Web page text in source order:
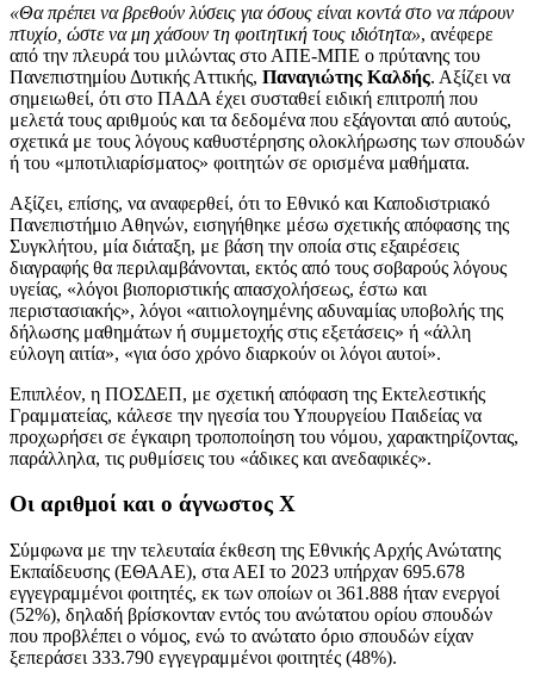
«Θα πρέπει να βρεθούν λύσεις για όσους είναι κοντά στο να πάρουν
πτυχίο, ώστε να μη χάσουν τη φοιτητική τους ιδιότητα», ανέφερε
από την πλευρά του μιλώντας στο ΑΠΕ-ΜΠΕ ο πρύτανης του
Πανεπιστημίου Δυτικής Αττικής, Παναγιώτης Καλδής. Αξίζει να
σημειωθεί, ότι στο ΠΑΔΑ έχει συσταθεί ειδική επιτροπή που
μελετά τους αριθμούς και τα δεδομένα που εξάγονται από αυτούς,
σχετικά με τους λόγους καθυστέρησης ολοκλήρωσης των σπουδών
ή του «μποτιλιαρίσματος» φοιτητών σε ορισμένα μαθήματα.
Αξίζει, επίσης, να αναφερθεί, ότι το Εθνικό και Καποδιστριακό
Πανεπιστήμιο Αθηνών, εισηγήθηκε μέσω σχετικής απόφασης της
Συγκλήτου, μία διάταξη, με βάση την οποία στις εξαιρέσεις
διαγραφής θα περιλαμβάνονται, εκτός από τους σοβαρούς λόγους
υγείας, «λόγοι βιοποριστικής απασχολήσεως, έστω και
περιστασιακής», λόγοι «αιτιολογημένης αδυναμίας υποβολής της
δήλωσης μαθημάτων ή συμμετοχής στις εξετάσεις» ή «άλλη
εύλογη αιτία», «για όσο χρόνο διαρκούν οι λόγοι αυτοί».
Επιπλέον, η ΠΟΣΔΕΠ, με σχετική απόφαση της Εκτελεστικής
Γραμματείας, κάλεσε την ηγεσία του Υπουργείου Παιδείας να
προχωρήσει σε έγκαιρη τροποποίηση του νόμου, χαρακτηρίζοντας,
παράλληλα, τις ρυθμίσεις του «άδικες και ανεδαφικές».
Oι αριθμοί και ο άγνωστος Χ
Σύμφωνα με την τελευταία έκθεση της Εθνικής Αρχής Ανώτατης
Εκπαίδευσης (ΕΘΑΑΕ), στα ΑΕΙ το 2023 υπήρχαν 695.678
εγγεγραμμένοι φοιτητές, εκ των οποίων οι 361.888 ήταν ενεργοί
(52%), δηλαδή βρίσκονταν εντός του ανώτατου ορίου σπουδών
που προβλέπει ο νόμος, ενώ το ανώτατο όριο σπουδών είχαν
ξεπεράσει 333.790 εγγεγραμμένοι φοιτητές (48%).